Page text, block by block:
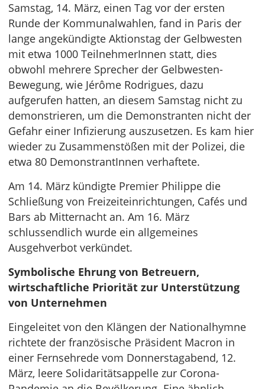
Samstag, 14. März, einen Tag vor der ersten
Runde der Kommunalwahlen, fand in Paris der
lange angekündigte Aktionstag der Gelbwesten
mit etwa 1000 TeilnehmerInnen statt, dies
obwohl mehrere Sprecher der Gelbwesten-
Bewegung, wie Jérôme Rodrigues, dazu
aufgerufen hatten, an diesem Samstag nicht zu
demonstrieren, um die Demonstranten nicht der
Gefahr einer Infizierung auszusetzen. Es kam hier
wieder zu Zusammenstößen mit der Polizei, die
etwa 80 DemonstrantInnen verhaftete.
Am 14. März kündigte Premier Philippe die
Schließung von Freizeiteinrichtungen, Cafés und
Bars ab Mitternacht an. Am 16. März
schlussendlich wurde ein allgemeines
Ausgehverbot verkündet.
Symbolische Ehrung von Betreuern,
wirtschaftliche Priorität zur Unterstützung
von Unternehmen
Eingeleitet von den Klängen der Nationalhymne
richtete der französische Präsident Macron in
einer Fernsehrede vom Donnerstagabend, 12.
März, leere Solidaritätsappelle zur Corona-